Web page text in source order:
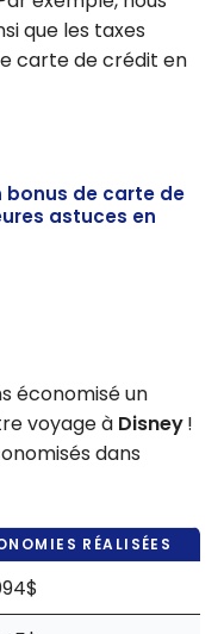
que les taxes
carte de crédit en
bonus de carte de
astuces en
économisé un
voyage à Disney!
dans
RÉALISÉES